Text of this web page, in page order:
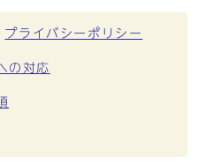
プライバシーポリシー
の対応